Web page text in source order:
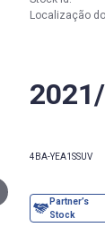
4BA-YEA1SSUV
Localização